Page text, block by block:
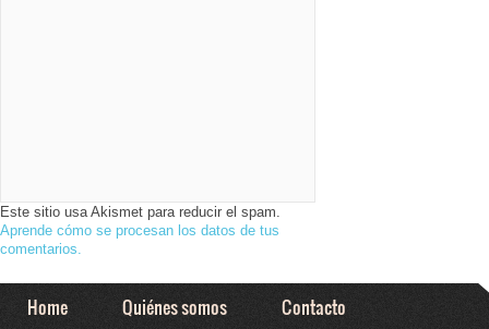
Este sitio usa Akismet para reducir el spam.
Aprende cómo se procesan los datos de tus
comentarios.
Home Quiénes somos Contacto